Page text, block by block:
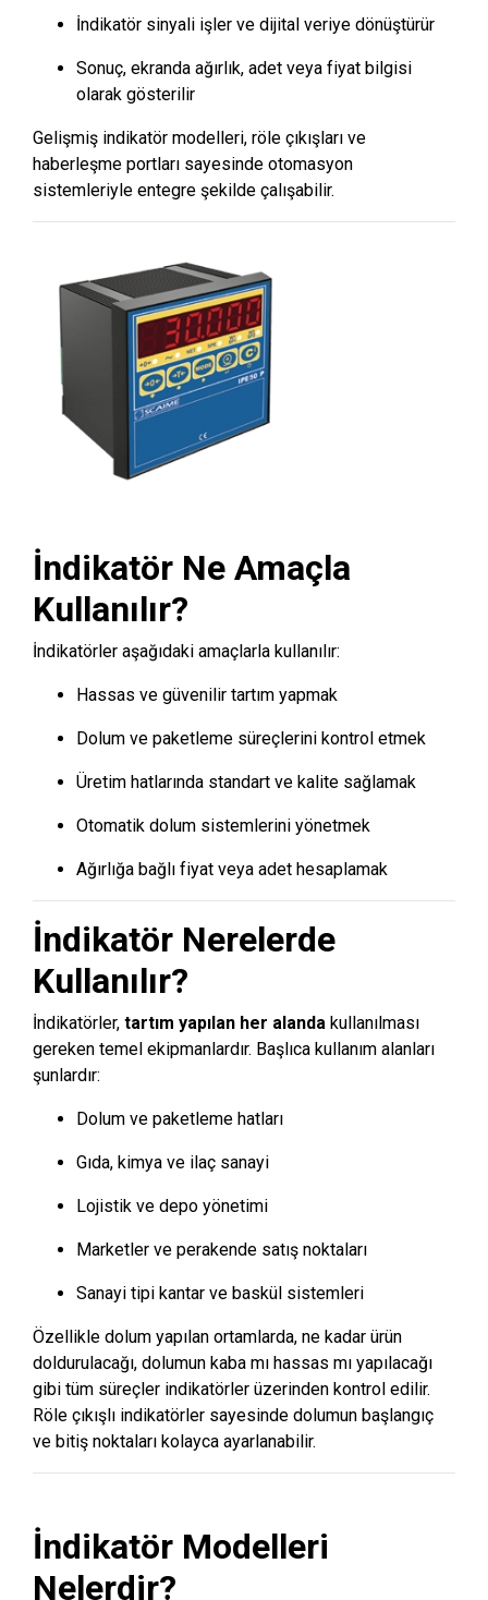
İndikatör sinyali işler ve dijital veriye dönüştürür
Sonuç, ekranda ağırlık, adet veya fiyat bilgisi
olarak gösterilir
Gelişmiş indikatör modelleri, röle çıkışları ve
haberleşme portları sayesinde otomasyon
sistemleriyle entegre şekilde çalışabilir.
İndikatör Ne Amaçla
Kullanılır?
İndikatörler aşağıdaki amaçlarla kullanılır:
Hassas ve güvenilir tartım yapmak
Dolum ve paketleme süreçlerini kontrol etmek
Üretim hatlarında standart ve kalite sağlamak
Otomatik dolum sistemlerini yönetmek
Ağırlığa bağlı fiyat veya adet hesaplamak
İndikatör Nerelerde
Kullanılır?
İndikatörler, tartım yapılan her alanda kullanılması
gereken temel ekipmanlardır. Başlıca kullanım alanları
şunlardır:
Dolum ve paketleme hatları
Gıda, kimya ve ilaç sanayi
Lojistik ve depo yönetimi
Marketler ve perakende satış noktaları
Sanayi tipi kantar ve baskül sistemleri
Özellikle dolum yapılan ortamlarda, ne kadar ürün
doldurulacağı, dolumun kaba mı hassas mı yapılacağı
gibi tüm süreçler indikatörler üzerinden kontrol edilir.
Röle çıkışlı indikatörler sayesinde dolumun başlangıç
ve bitiş noktaları kolayca ayarlanabilir.
İndikatör Modelleri
Nelerdir?